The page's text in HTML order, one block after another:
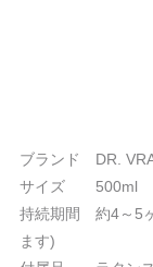
ブランド DR.
サイズ 500ml
持続期間 約4～5
ます)